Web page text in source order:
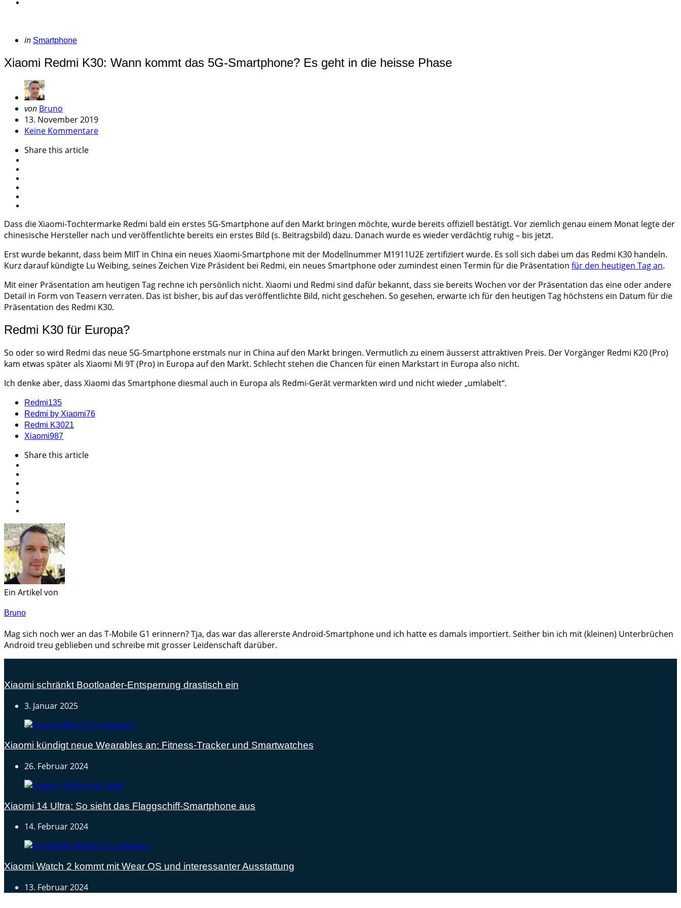
Categories
Posted
in Smartphone
Xiaomi Redmi K30: Wann kommt das 5G-Smartphone? Es geht in die heisse Phase
Geschrieben
von
von Bruno
13. November 2019
Keine Kommentare
Sharethis article
Dass die Xiaomi-Tochtermarke Redmi bald ein erstes 5G-Smartphone auf den Markt bringen möchte, wurde bereits offiziell bestätigt. Vor ziemlich genau einem Monat legte der
chinesische Hersteller nach und veröffentlichte bereits ein erstes Bild (s. Beitragsbild) dazu. Danach wurde es wieder verdächtig ruhig – bis jetzt.
Erst wurde bekannt, dass beim MIIT in China ein neues Xiaomi-Smartphone mit der Modellnummer M1911U2E zertifiziert wurde. Es soll sich dabei um das Redmi K30 handeln.
Kurz darauf kündigte Lu Weibing, seines Zeichen Vize Präsident bei Redmi, ein neues Smartphone oder zumindest einen Termin für die Präsentation für den heutigen Tag an.
Mit einer Präsentation am heutigen Tag rechne ich persönlich nicht. Xiaomi und Redmi sind dafür bekannt, dass sie bereits Wochen vor der Präsentation das eine oder andere
Detail in Form von Teasern verraten. Das ist bisher, bis auf das veröffentlichte Bild, nicht geschehen. So gesehen, erwarte ich für den heutigen Tag höchstens ein Datum für die
Präsentation des Redmi K30.
Redmi K30 für Europa?
So oder so wird Redmi das neue 5G-Smartphone erstmals nur in China auf den Markt bringen. Vermutlich zu einem äusserst attraktiven Preis. Der Vorgänger Redmi K20 (Pro)
kam etwas später als Xiaomi Mi 9T (Pro) in Europa auf den Markt. Schlecht stehen die Chancen für einen Markstart in Europa also nicht.
Ich denke aber, dass Xiaomi das Smartphone diesmal auch in Europa als Redmi-Gerät vermarkten wird und nicht wieder „umlabelt“.
Redmi135
Redmi by Xiaomi76
Redmi K3021
Xiaomi987
Sharethis article
Ein Artikel von
Bruno
Mag sich noch wer an das T-Mobile G1 erinnern? Tja, das war das allererste Android-Smartphone und ich hatte es damals importiert. Seither bin ich mit (kleinen) Unterbrüchen
Android treu geblieben und schreibe mit grosser Leidenschaft darüber.
Xiaomi schränkt Bootloader-Entsperrung drastisch ein
3. Januar 2025
Xiaomi kündigt neue Wearables an: Fitness-Tracker und Smartwatches
26. Februar 2024
Xiaomi 14 Ultra: So sieht das Flaggschiff-Smartphone aus
14. Februar 2024
Xiaomi Watch 2 kommt mit Wear OS und interessanter Ausstattung
13. Februar 2024